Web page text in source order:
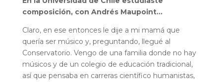
composición, con Andrés Maupoint…
Claro, en ese entonces le dije a mi mamá que
quería ser músico y, preguntando, llegué al
Conservatorio. Vengo de una familia donde no hay
músicos y de un colegio de educación tradicional,
así que pensaba en carreras científico humanistas,